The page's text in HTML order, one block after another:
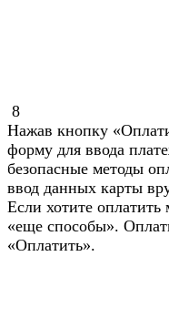
8
Нажав кнопку
форму для ввода
безопасные методы
ввод данных карты
Если хотите
«еще способы».
«Оплатить».